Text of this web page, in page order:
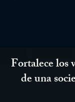
Fortalece los
de una